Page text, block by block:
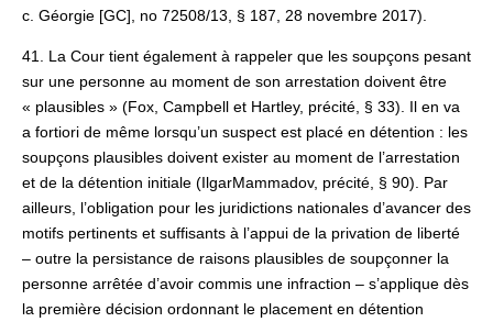
c. Géorgie [GC], no 72508/13, § 187, 28 novembre 2017).
41. La Cour tient également à rappeler que les soupçons pesant
sur une personne au moment de son arrestation doivent être
« plausibles » (Fox, Campbell et Hartley, précité, § 33). Il en va
a fortiori de même lorsqu’un suspect est placé en détention : les
soupçons plausibles doivent exister au moment de l’arrestation
et de la détention initiale (IlgarMammadov, précité, § 90). Par
ailleurs, l’obligation pour les juridictions nationales d’avancer des
motifs pertinents et suffisants à l’appui de la privation de liberté
– outre la persistance de raisons plausibles de soupçonner la
personne arrêtée d’avoir commis une infraction – s’applique dès
la première décision ordonnant le placement en détention